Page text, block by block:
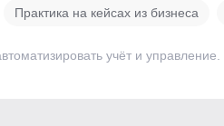
Практика на кейсах из бизнеса
учёт и